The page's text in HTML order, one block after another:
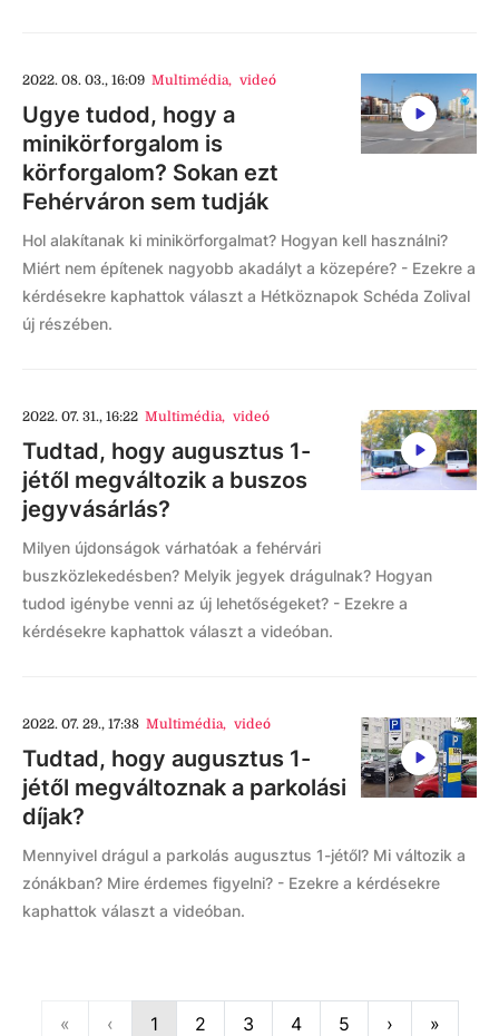
2022. 08. 03., 16:09 Multimédia, videó
Ugye tudod, hogy a
minikörforgalom is
körforgalom? Sokan ezt
Fehérváron sem tudják
Hol alakítanak ki minikörforgalmat? Hogyan kell használni?
Miért nem építenek nagyobb akadályt a közepére? - Ezekre a
kérdésekre kaphattok választ a Hétköznapok Schéda Zolival
új részében.
2022. 07. 31., 16:22 Multimédia, videó
Tudtad, hogy augusztus 1-
jétől megváltozik a buszos
jegyvásárlás?
Milyen újdonságok várhatóak a fehérvári
buszközlekedésben? Melyik jegyek drágulnak? Hogyan
tudod igénybe venni az új lehetőségeket? - Ezekre a
kérdésekre kaphattok választ a videóban.
2022. 07. 29., 17:38 Multimédia, videó
Tudtad, hogy augusztus 1-
jétől megváltoznak a parkolási
díjak?
Mennyivel drágul a parkolás augusztus 1-jétől? Mi változik a
zónákban? Mire érdemes figyelni? - Ezekre a kérdésekre
kaphattok választ a videóban.
« ‹Previous
1 2 3 4 5 ›Next»Last